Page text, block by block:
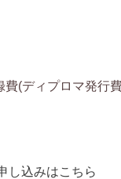
(ディプロマ発行
し込みはこちら